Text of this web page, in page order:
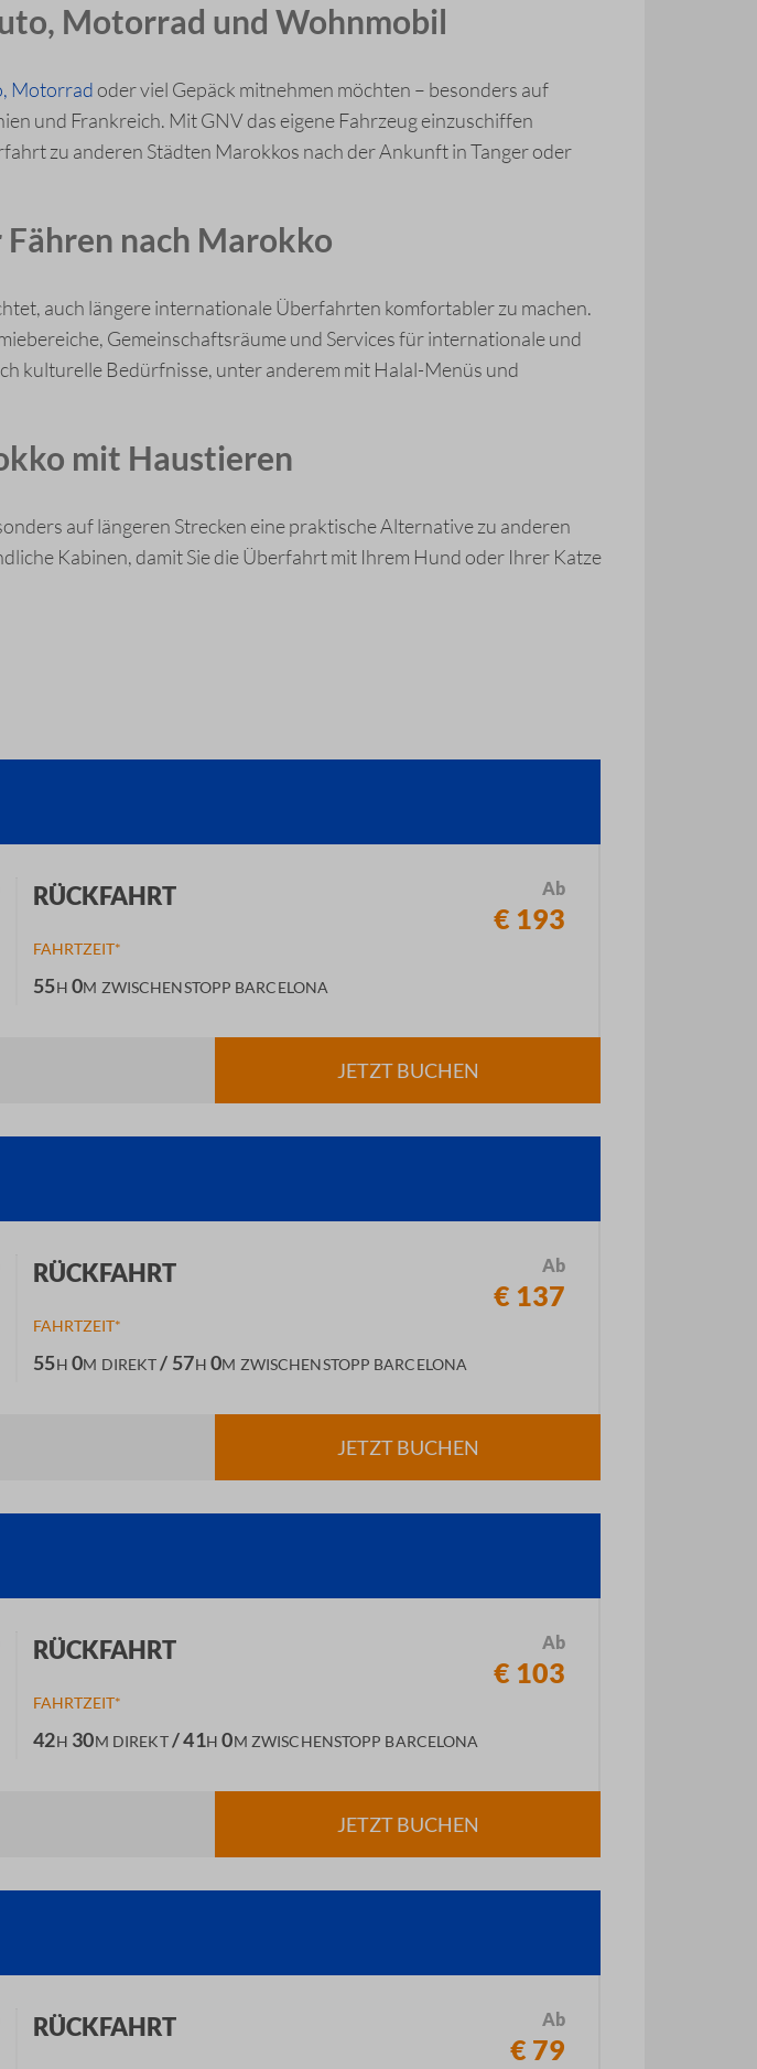
Motorrad und Wohnmobil
Motorradoder viel Gepäck mitnehmen möchten – besonders auf
und Frankreich. Mit GNV das eigene Fahrzeug einzuschiffen
zu anderen Städten Marokkos nach der Ankunft in Tanger oder
Fähren nach Marokko
auch längere internationale Überfahrten komfortabler zu machen.
Gemeinschaftsräume und Services für internationale und
kulturelle Bedürfnisse, unter anderem mit Halal-Menüs und
mit Haustieren
auf längeren Strecken eine praktische Alternative zu anderen
Kabinen, damit Sie die Überfahrt mit Ihrem Hund oder Ihrer Katze
RÜCKFAHRT Ab
€ 193
FAHRTZEIT*
55H 0M ZWISCHENSTOPP BARCELONA
JETZT BUCHEN
RÜCKFAHRT Ab
€ 137
FAHRTZEIT*
55H 0M DIREKT/ 57H 0M ZWISCHENSTOPP BARCELONA
JETZT BUCHEN
RÜCKFAHRT Ab
€ 103
FAHRTZEIT*
42H 30M DIREKT/ 41H 0M ZWISCHENSTOPP BARCELONA
JETZT BUCHEN
RÜCKFAHRT Ab
€ 79